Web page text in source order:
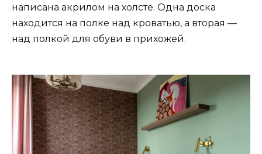
написана акрилом на холсте. Одна доска
находится на полке над кроватью, а вторая —
над полкой для обуви в прихожей.